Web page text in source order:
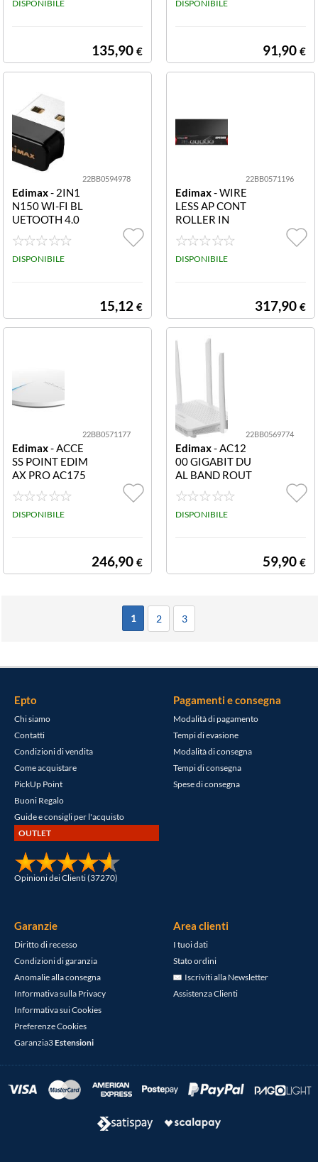
DISPONIBILE
135,90 €
ETWORK CAM
DISPONIBILE
91,90 €
22BB0594978
Edimax- 2IN1
N150 WI-FI BL
UETOOTH 4.0
NANO USB AD
APTER
DISPONIBILE
15,12 €
22BB0571196
Edimax- WIRE
LESS AP CONT
ROLLER IN
DISPONIBILE
317,90 €
22BB0571177
Edimax- ACCE
SS POINT EDIM
AX PRO AC175
0 3X2 POE RAD
IUS A SOFFITT
O IN
DISPONIBILE
246,90 €
22BB0569774
Edimax- AC12
00 GIGABIT DU
AL BAND ROUT
ER 3 IN 1
DISPONIBILE
59,90 €
1 2 3
Epto
Chi siamo
Contatti
Condizioni di vendita
Come acquistare
PickUp Point
Buoni Regalo
Guide e consigli per l'acquisto
OUTLET
Opinioni dei Clienti (37270)
Pagamenti e consegna
Modalità di pagamento
Tempi di evasione
Modalità di consegna
Tempi di consegna
Spese di consegna
Garanzie
Diritto di recesso
Condizioni di garanzia
Anomalie alla consegna
Informativa sulla Privacy
Informativa sui Cookies
Preferenze Cookies
Garanzia3Estensioni
Area clienti
I tuoi dati
Stato ordini
Iscriviti alla Newsletter
Assistenza Clienti